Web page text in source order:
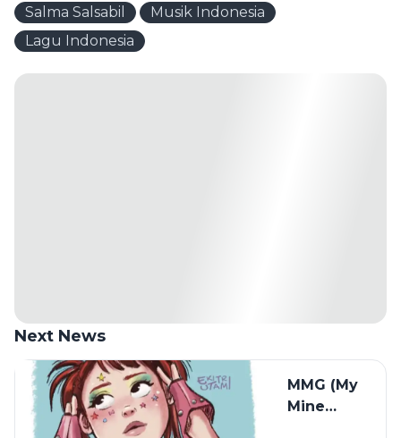
Salma Salsabil
Musik Indonesia
Lagu Indonesia
Next News
MMG (My
Mine